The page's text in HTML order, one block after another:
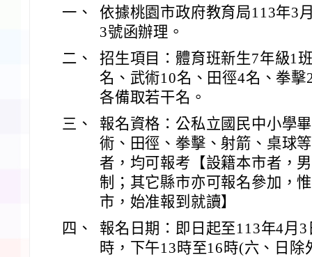
一、
依據桃園市政府教育局113年3
3號函辦理。
二、
招生項目：體育班新生7年級1
名、武術10名、田徑4名、拳
各備取若干名。
三、
報名資格：公私立國民中小學
術、田徑、拳擊、射箭、桌球
者，均可報考【設籍本市者，
制；其它縣市亦可報名參加，
市，始准報到就讀】
四、
報名日期：即日起至113年4月
時，下午13時至16時(六、日